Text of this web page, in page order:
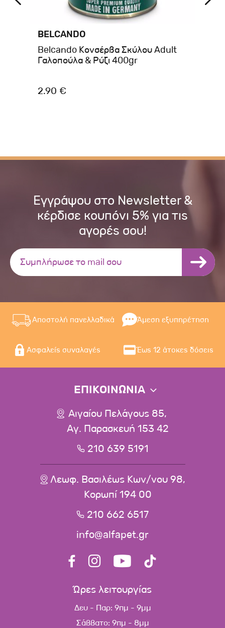
BELCANDO
Belcando Κονσέρβα Σκύλου Adult
Γαλοπούλα & Ρύζι 400gr
2.90 €
Εγγράψου στο Newsletter &
κέρδισε κουπόνι 5% για τις
αγορές σου!
Αποστολή πανελλαδικά Άμεση εξυπηρέτηση
Ασφαλείς συναλαγές Έως 12 άτοκες δόσεις
ΕΠΙΚΟΙΝΩΝΙΑ
Αιγαίου Πελάγους 85,
Αγ. Παρασκευή 153 42
210 639 5191
Λεωφ. Βασιλέως Κων/νου 98,
Κορωπί 194 00
210 662 6517
info@alfapet.gr
Ώρες λειτουργίας
Δευ - Παρ: 9πμ - 9μμ
Σάββατο: 9πμ - 8μμ